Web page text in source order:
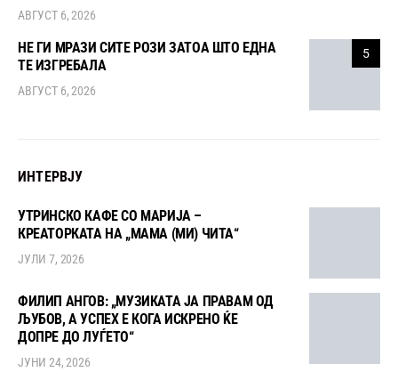
АВГУСТ 6, 2026
5
НЕ ГИ МРАЗИ СИТЕ РОЗИ ЗАТОА ШТО ЕДНА
ТЕ ИЗГРЕБАЛА
АВГУСТ 6, 2026
ИНТЕРВЈУ
УТРИНСКО КАФЕ СО МАРИЈА –
КРЕАТОРКАТА НА „МАМА (МИ) ЧИТА“
ЈУЛИ 7, 2026
ФИЛИП АНГОВ: „МУЗИКАТА ЈА ПРАВАМ ОД
ЉУБОВ, А УСПЕХ Е КОГА ИСКРЕНО ЌЕ
ДОПРЕ ДО ЛУЃЕТО“
ЈУНИ 24, 2026